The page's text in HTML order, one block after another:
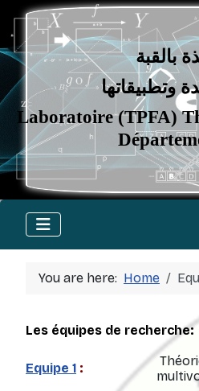
بالقبة
وتطبيقاتها
(TPFA)
You are here: Home
Les équipes de recherche:
Equipe 1 :